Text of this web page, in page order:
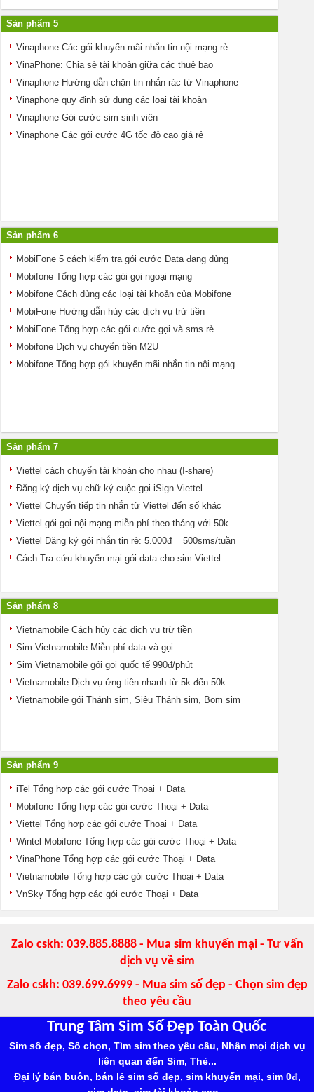
Sản phẩm 5
Vinaphone Các gói khuyến mãi nhắn tin nội mạng rẻ
VinaPhone: Chia sẻ tài khoản giữa các thuê bao
Vinaphone Hướng dẫn chặn tin nhắn rác từ Vinaphone
Vinaphone quy định sử dụng các loại tài khoản
Vinaphone Gói cước sim sinh viên
Vinaphone Các gói cước 4G tốc độ cao giá rẻ
Sản phẩm 6
MobiFone 5 cách kiểm tra gói cước Data đang dùng
Mobifone Tổng hợp các gói gọi ngoại mạng
Mobifone Cách dùng các loại tài khoản của Mobifone
MobiFone Hướng dẫn hủy các dịch vụ trừ tiền
MobiFone Tổng hợp các gói cước gọi và sms rẻ
Mobifone Dịch vụ chuyển tiền M2U
Mobifone Tổng hợp gói khuyến mãi nhắn tin nội mạng
Sản phẩm 7
Viettel cách chuyển tài khoản cho nhau (I-share)
Đăng ký dịch vụ chữ ký cuộc gọi iSign Viettel
Viettel Chuyển tiếp tin nhắn từ Viettel đến số khác
Viettel gói gọi nội mạng miễn phí theo tháng với 50k
Viettel Đăng ký gói nhắn tin rẻ: 5.000đ = 500sms/tuần
Cách Tra cứu khuyến mại gói data cho sim Viettel
Sản phẩm 8
Vietnamobile Cách hủy các dịch vụ trừ tiền
Sim Vietnamobile Miễn phí data và gọi
Sim Vietnamobile gói gọi quốc tế 990đ/phút
Vietnamobile Dịch vụ ứng tiền nhanh từ 5k đến 50k
Vietnamobile gói Thánh sim, Siêu Thánh sim, Bom sim
Sản phẩm 9
iTel Tổng hợp các gói cước Thoại + Data
Mobifone Tổng hợp các gói cước Thoại + Data
Viettel Tổng hợp các gói cước Thoại + Data
Wintel Mobifone Tổng hợp các gói cước Thoại + Data
VinaPhone Tổng hợp các gói cước Thoại + Data
Vietnamobile Tổng hợp các gói cước Thoại + Data
VnSky Tổng hợp các gói cước Thoại + Data
Zalo cskh: 039.885.8888 - Mua sim khuyến mại - Tư vấn
dịch vụ về sim
Zalo cskh: 039.699.6999 - Mua sim số đẹp - Chọn sim đẹp
theo yêu cầu
Trung Tâm Sim Số Đẹp Toàn Quốc
Sim số đẹp, Số chọn, Tìm sim theo yêu cầu, Nhận mọi dịch vụ
liên quan đến Sim, Thẻ...
Đại lý bán buôn, bán lẻ sim số đẹp, sim khuyến mại, sim 0đ,